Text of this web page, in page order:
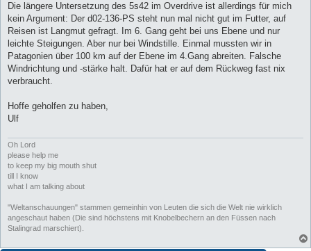
Die längere Untersetzung des 5s42 im Overdrive ist allerdings für mich
kein Argument: Der d02-136-PS steht nun mal nicht gut im Futter, auf
Reisen ist Langmut gefragt. Im 6. Gang geht bei uns Ebene und nur
leichte Steigungen. Aber nur bei Windstille. Einmal mussten wir in
Patagonien über 100 km auf der Ebene im 4.Gang abreiten. Falsche
Windrichtung und -stärke halt. Dafür hat er auf dem Rückweg fast nix
verbraucht.
Hoffe geholfen zu haben,
Ulf
Oh Lord
please help me
to keep my big mouth shut
till I know
what I am talking about
"Weltanschauungen" stammen gemeinhin von Leuten die sich die Welt nie wirklich
angeschaut haben (Die sind höchstens mit Knobelbechern an den Füssen nach
Stalingrad marschiert).